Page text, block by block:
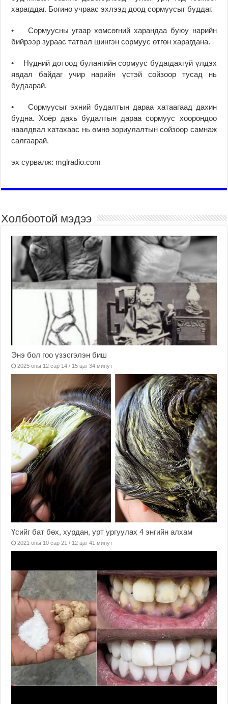
харагддаг. Богино учраас эхлээд доод сормуусыг буддаг.
• Сормуусны угаар хөмсөгний харандаа буюу нарийн
бийрээр зураас татвал шингэн сормуус өтгөн харагдана.
• Нүдний дотоод булангийн сормуус будагдахгүй үлдэх
явдал байдаг учир нарийн үстэй сойзоор тусад нь
будаарай.
• Сормуусыг эхний будалтын дараа хатаагаад дахин
будна. Хоёр дахь будалтын дараа сормуус хоорондоо
наалдвал хатахаас нь өмнө зориулалтын сойзоор самнаж
салгаарай.
эх сурвалж: mglradio.com
Холбоотой мэдээ
Энэ бол гоо үзэсгэлэн биш
2025 оны 12 сар 14 / 15 цаг 34 минут
Үсийг бат бөх, хурдан, урт ургуулах 4 энгийн алхам
2021 оны 10 сар 21 / 12 цаг 41 минут